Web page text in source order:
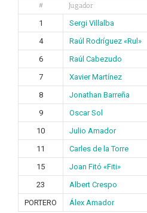
# Jugador
1 Sergi Villalba
4
Raúl Rodríguez «Rul»
6
Raúl Cabezudo
7
Xavier Martínez
8
Jonathan Barreña
9
Oscar Sol
10
Julio Amador
11
Carles de la Torre
15
Joan Fitó «Fiti»
23
Albert Crespo
PORTERO
Álex Amador